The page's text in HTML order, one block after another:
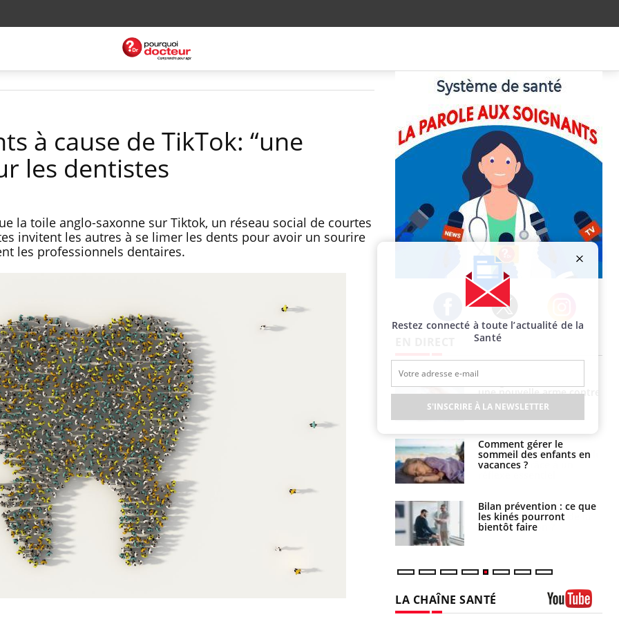
à cause de TikTok: “une
les dentistes
la toile anglo-saxonne sur Tiktok, un réseau social de courtes
invitent les autres à se limer les dents pour avoir un sourire
les professionnels dentaires.
Facebook Twitter Instagram
Pourquoi manger moins
de protéines pourrait
finalement être bénéfique
Grossesse et chaleur : ce
que dit la science
Le smartphone nuit-il à
l'apprentissage de la
lecture ?
une nouvelle arme contre
les réactions sévères
Comment gérer le
sommeil des enfants en
vacances ?
Bilan prévention : ce que
les kinés pourront
bientôt faire
LA CHAÎNE SANTÉ
Restez connecté à toute l’actualité de la
Santé
S'INSCRIRE À LA NEWSLETTER